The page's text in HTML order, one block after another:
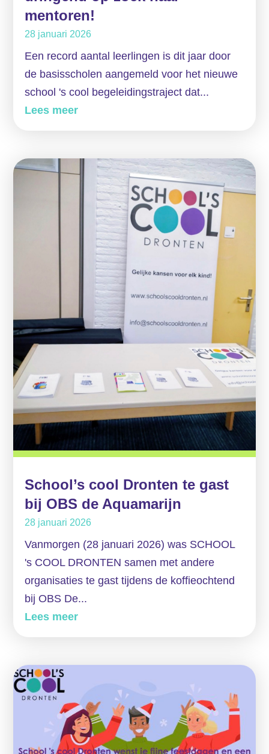
mentoren!
28 januari 2026
Een record aantal leerlingen is dit jaar door
de basisscholen aangemeld voor het nieuwe
school 's cool begeleidingstraject dat...
Lees meer
School’s cool Dronten te gast
bij OBS de Aquamarijn
28 januari 2026
Vanmorgen (28 januari 2026) was SCHOOL
's COOL DRONTEN samen met andere
organisaties te gast tijdens de koffieochtend
bij OBS De...
Lees meer